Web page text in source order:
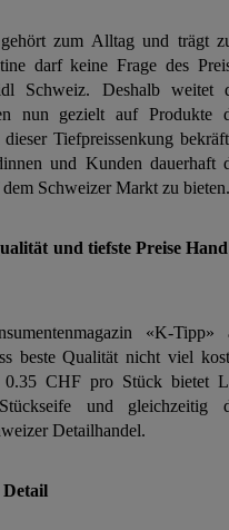
zum Alltag und trägt
darf keine Frage des
Schweiz. Deshalb weitet
nun gezielt auf Produkte
Tiefpreissenkung
und Kunden dauerhaft
Schweizer Markt zu bieten.
und tiefste Preise
«K-Tipp»
beste Qualität nicht viel
0.35 CHF pro Stück bietet
und gleichzeitig
Detailhandel.
Detail